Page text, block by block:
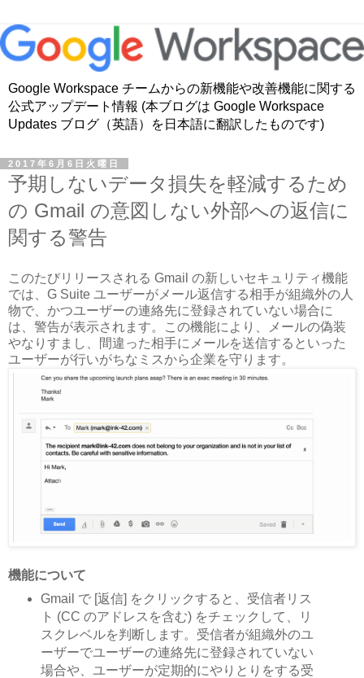
Google Workspace チームからの新機能や改善機能に関する
公式アップデート情報 (本ブログは Google Workspace
Updates ブログ（英語）を日本語に翻訳したものです)
2017年6月6日火曜日
予期しないデータ損失を軽減するため
の Gmail の意図しない外部への返信に
関する警告
このたびリリースされる Gmail の新しいセキュリティ機能
では、G Suite ユーザーがメール返信する相手が組織外の人
物で、かつユーザーの連絡先に登録されていない場合に
は、警告が表示されます。この機能により、メールの偽装
やなりすまし、間違った相手にメールを送信するといった
ユーザーが行いがちなミスから企業を守ります。
機能について
Gmail で [返信] をクリックすると、受信者リス
ト (CC のアドレスを含む) をチェックして、リ
スクレベルを判断します。受信者が組織外のユ
ーザーでユーザーの連絡先に登録されていない
場合や、ユーザーが定期的にやりとりをする受